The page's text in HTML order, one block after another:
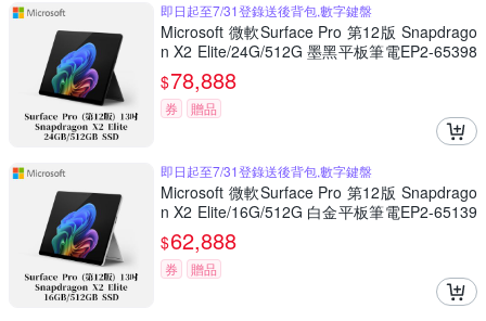
即日起至7/31登錄送後背包,數字鍵盤
Microsoft 微軟Surface Pro 第12版 Snapdrago
n X2 Elite/24G/512G 墨黑平板筆電EP2-65398
(不含鍵盤、筆)
$78,888
券 贈品
即日起至7/31登錄送後背包,數字鍵盤
Microsoft 微軟Surface Pro 第12版 Snapdrago
n X2 Elite/16G/512G 白金平板筆電EP2-65139
(不含鍵盤、筆)
$62,888
券 贈品